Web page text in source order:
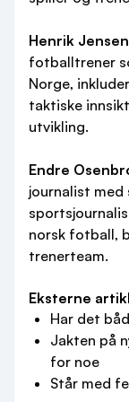
Henrik
fotballtrener
Norge,
taktiske
utvikling.
Endre
journalist
norsk fotball,
trenerteam.
Eksterne
Har det
Jakten på
for noe
Står med